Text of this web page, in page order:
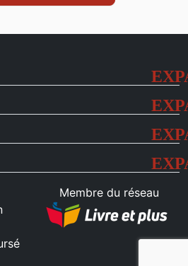
Membre du réseau